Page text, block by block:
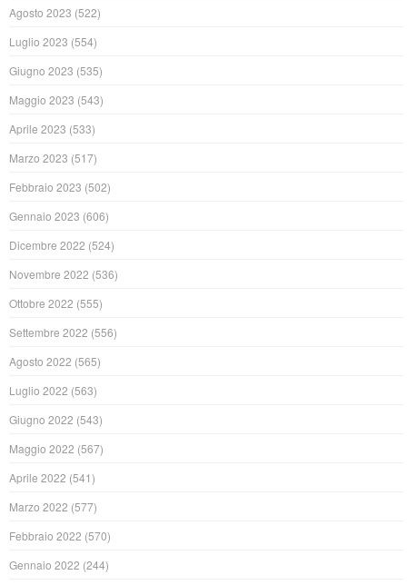
Agosto 2023 (522)
Luglio 2023 (554)
Giugno 2023 (535)
Maggio 2023 (543)
Aprile 2023 (533)
Marzo 2023 (517)
Febbraio 2023 (502)
Gennaio 2023 (606)
Dicembre 2022 (524)
Novembre 2022 (536)
Ottobre 2022 (555)
Settembre 2022 (556)
Agosto 2022 (565)
Luglio 2022 (563)
Giugno 2022 (543)
Maggio 2022 (567)
Aprile 2022 (541)
Marzo 2022 (577)
Febbraio 2022 (570)
Gennaio 2022 (244)